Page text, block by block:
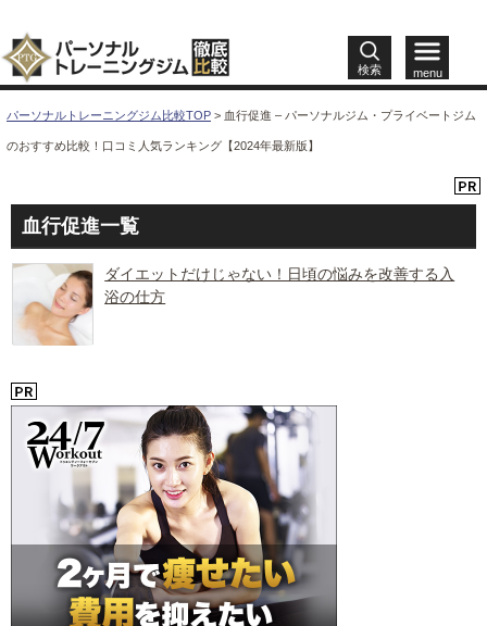
検索 menu
パーソナルトレーニングジム比較TOP > 血行促進 – パーソナルジム・プライベートジム
のおすすめ比較！口コミ人気ランキング【2024年最新版】
血行促進一覧
ダイエットだけじゃない！日頃の悩みを改善する入
浴の仕方